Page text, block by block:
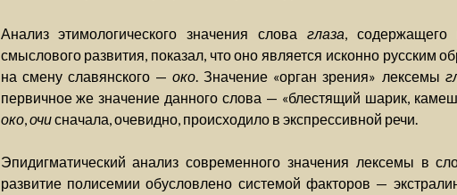
Анализ этимологического значения словаглаза, содержащего
смыслового развития, показал, что оно является исконно русским
на смену славянского —око. Значение «орган зрения» лексемы
первичное же значение данного слова — «блестящий шарик,
око,очисначала, очевидно, происходило в экспрессивной речи.
Эпидигматический анализ современного значения лексемы в
развитие полисемии обусловлено системой факторов —